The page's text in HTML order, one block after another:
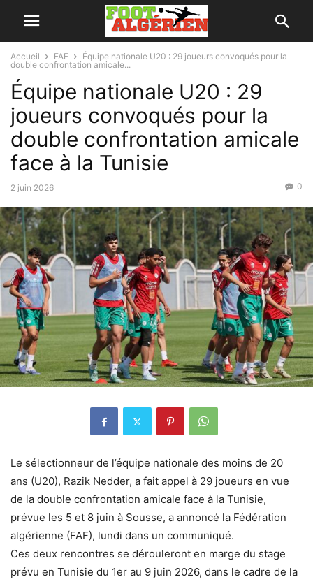
Accueil FAF
Équipe nationale U20 : 29 joueurs convoqués pour la
double confrontation amicale...
Équipe nationale U20 : 29
joueurs convoqués pour la
double confrontation amicale
face à la Tunisie
2 juin 2026 0
Le sélectionneur de l’équipe nationale des moins de 20
ans (U20), Razik Nedder, a fait appel à 29 joueurs en vue
de la double confrontation amicale face à la Tunisie,
prévue les 5 et 8 juin à Sousse, a annoncé la Fédération
algérienne (FAF), lundi dans un communiqué.
Ces deux rencontres se dérouleront en marge du stage
prévu en Tunisie du 1er au 9 juin 2026, dans le cadre de la